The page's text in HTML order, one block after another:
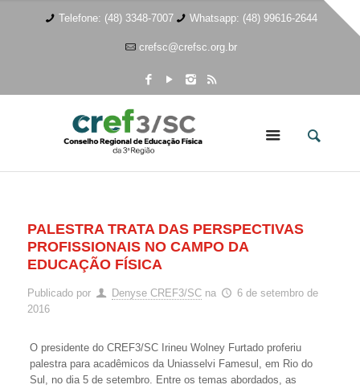
Telefone: (48) 3348-7007 Whatsapp: (48) 99616-2644
crefsc@crefsc.org.br
PALESTRA TRATA DAS PERSPECTIVAS
PROFISSIONAIS NO CAMPO DA
EDUCAÇÃO FÍSICA
Publicado por Denyse CREF3/SC na
6 de setembro de
2016
O presidente do CREF3/SC Irineu Wolney Furtado proferiu
palestra para acadêmicos da Uniasselvi Famesul, em Rio do
Sul, no dia 5 de setembro. Entre os temas abordados, as